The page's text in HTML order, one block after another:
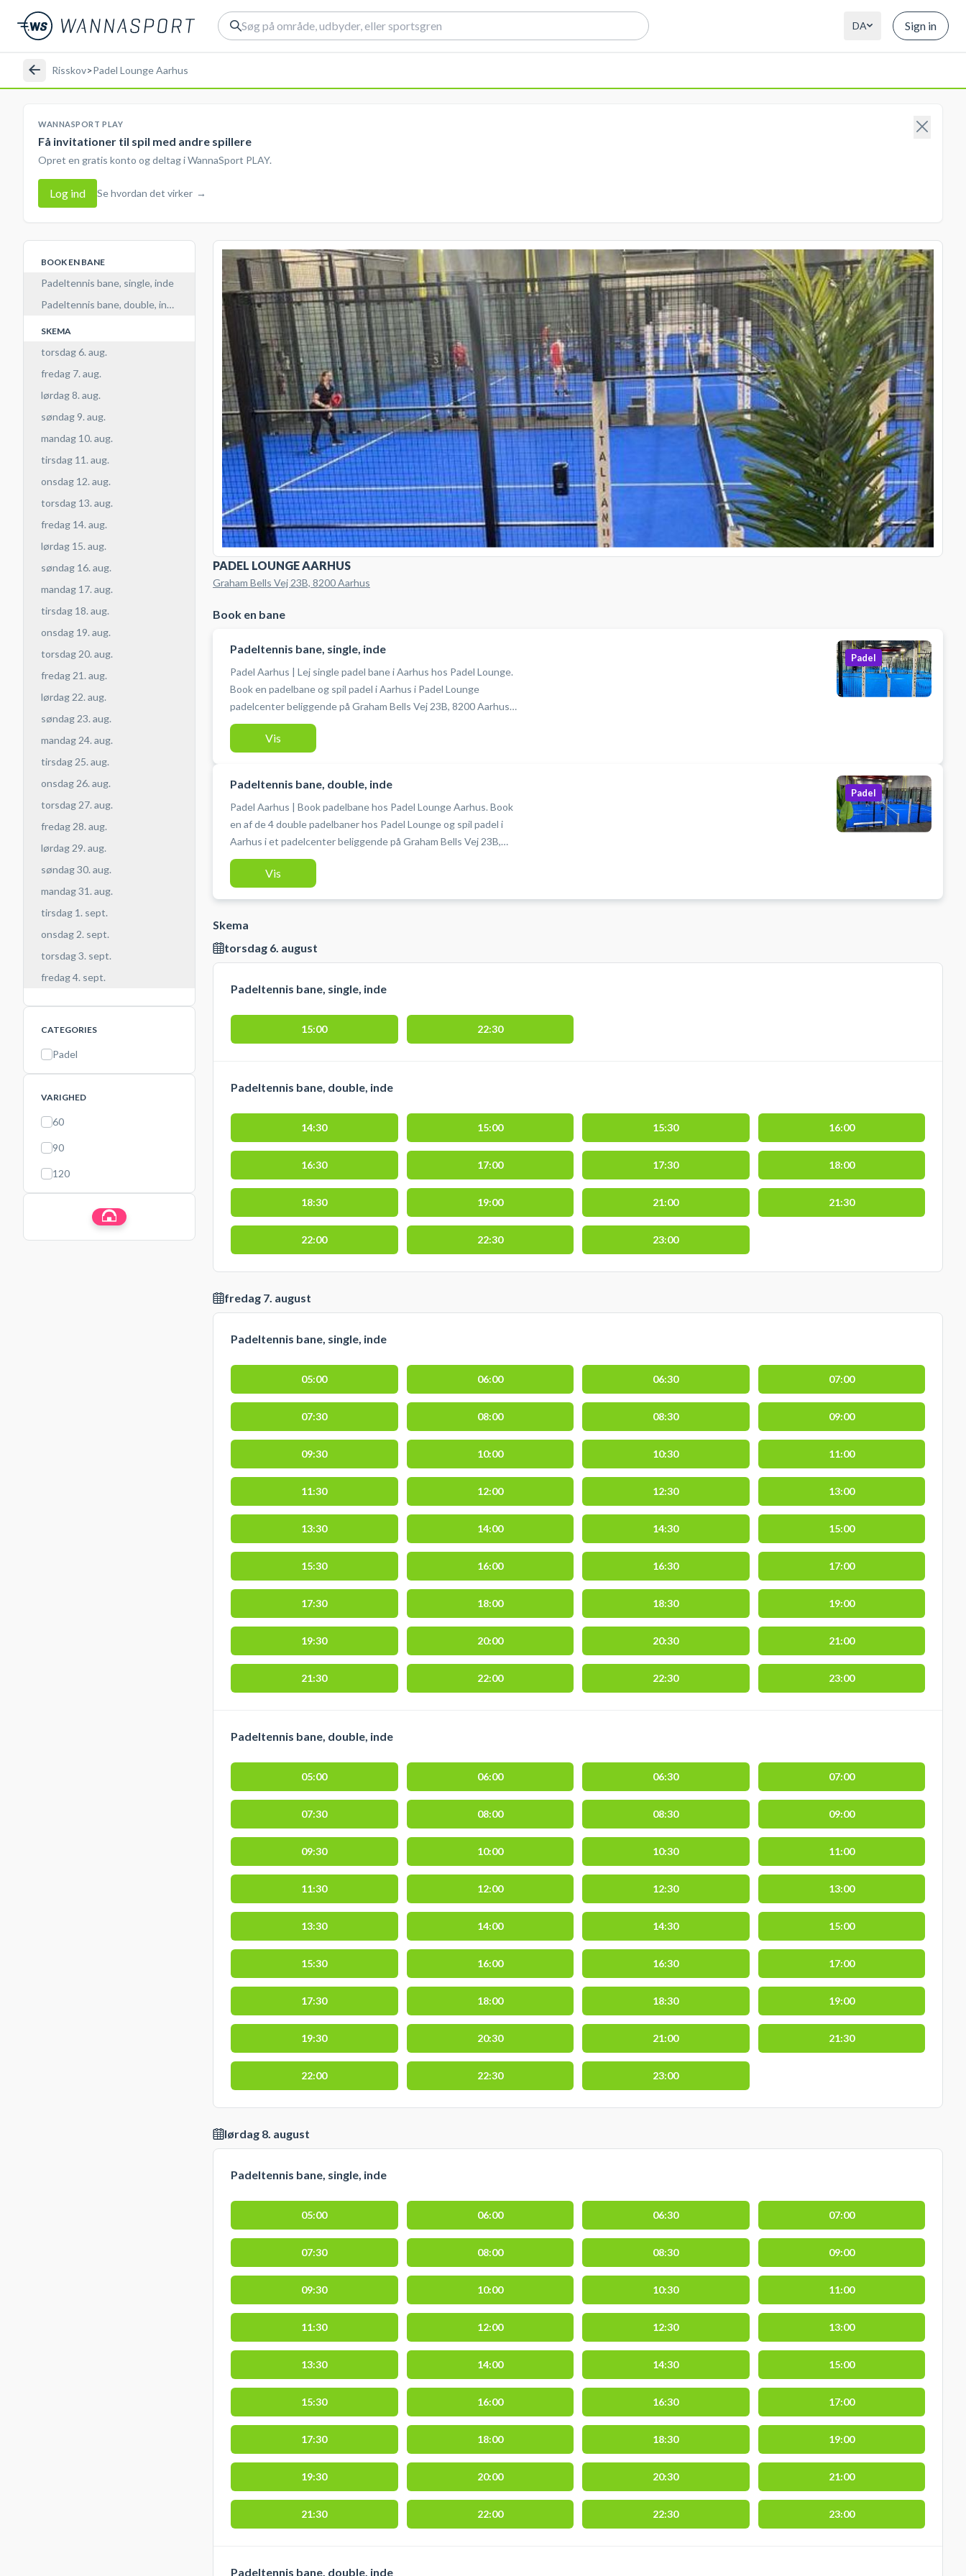
DA Sign in
Risskov>Padel Lounge Aarhus
WANNASPORT PLAY
Få invitationer til spil med andre spillere
Opret en gratis konto og deltag i WannaSport PLAY.
Log ind Se hvordan det virker →
BOOK EN BANE
Padeltennis bane, single, inde
Padeltennis bane, double, inde
SKEMA
torsdag 6. aug.
fredag 7. aug.
lørdag 8. aug.
søndag 9. aug.
mandag 10. aug.
tirsdag 11. aug.
onsdag 12. aug.
torsdag 13. aug.
fredag 14. aug.
lørdag 15. aug.
søndag 16. aug.
mandag 17. aug.
tirsdag 18. aug.
onsdag 19. aug.
torsdag 20. aug.
fredag 21. aug.
lørdag 22. aug.
søndag 23. aug.
mandag 24. aug.
tirsdag 25. aug.
onsdag 26. aug.
torsdag 27. aug.
fredag 28. aug.
lørdag 29. aug.
søndag 30. aug.
mandag 31. aug.
tirsdag 1. sept.
onsdag 2. sept.
torsdag 3. sept.
fredag 4. sept.
CATEGORIES
Padel
VARIGHED
60
90
120
PADEL LOUNGE AARHUS
Graham Bells Vej 23B, 8200 Aarhus
Book en bane
Padeltennis bane, single, inde
Padel Aarhus | Lej single padel bane i Aarhus hos Padel Lounge.
Book en padelbane og spil padel i Aarhus i Padel Lounge
padelcenter beliggende på Graham Bells Vej 23B, 8200 Aarhus
N ved Skejby. Gratis parkering foran padelcentret og bolde kan
købes og bat lejes i hele åbningstiden. Skal din padel bane være
#Padeltennis-Aarhus #Padel-Aarhus
Vis
Padel
Padeltennis bane, double, inde
Padel Aarhus | Book padelbane hos Padel Lounge Aarhus. Book
en af de 4 double padelbaner hos Padel Lounge og spil padel i
Aarhus i et padelcenter beliggende på Graham Bells Vej 23B,
8200 Aarhus N - i Skejby. Gratis parkering ved padelcentret i
Aarhus Nord. Bolde og bat kan lånes ved booking af padelbaner
Odense også på en singlebane. #Paddel-tennis-Aarhus
#Paddel-Aarhus #Padel-Aarhus
Vis
Padel
Skema
torsdag 6. august
Padeltennis bane, single, inde
15:00 22:30
Padeltennis bane, double, inde
14:30 15:00 15:30 16:00
16:30 17:00 17:30 18:00
18:30 19:00 21:00 21:30
22:00 22:30 23:00
fredag 7. august
Padeltennis bane, single, inde
05:00 06:00 06:30 07:00
07:30 08:00 08:30 09:00
09:30 10:00 10:30 11:00
11:30 12:00 12:30 13:00
13:30 14:00 14:30 15:00
15:30 16:00 16:30 17:00
17:30 18:00 18:30 19:00
19:30 20:00 20:30 21:00
21:30 22:00 22:30 23:00
Padeltennis bane, double, inde
05:00 06:00 06:30 07:00
07:30 08:00 08:30 09:00
09:30 10:00 10:30 11:00
11:30 12:00 12:30 13:00
13:30 14:00 14:30 15:00
15:30 16:00 16:30 17:00
17:30 18:00 18:30 19:00
19:30 20:30 21:00 21:30
22:00 22:30 23:00
lørdag 8. august
Padeltennis bane, single, inde
05:00 06:00 06:30 07:00
07:30 08:00 08:30 09:00
09:30 10:00 10:30 11:00
11:30 12:00 12:30 13:00
13:30 14:00 14:30 15:00
15:30 16:00 16:30 17:00
17:30 18:00 18:30 19:00
19:30 20:00 20:30 21:00
21:30 22:00 22:30 23:00
Padeltennis bane, double, inde